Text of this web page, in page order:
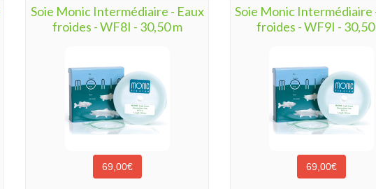
Soie Monic Intermédiaire - Eaux
froides - WF8I - 30,50 m
69,00€
Soie Monic Intermédiaire
froides - WF9I - 30,50
69,00€